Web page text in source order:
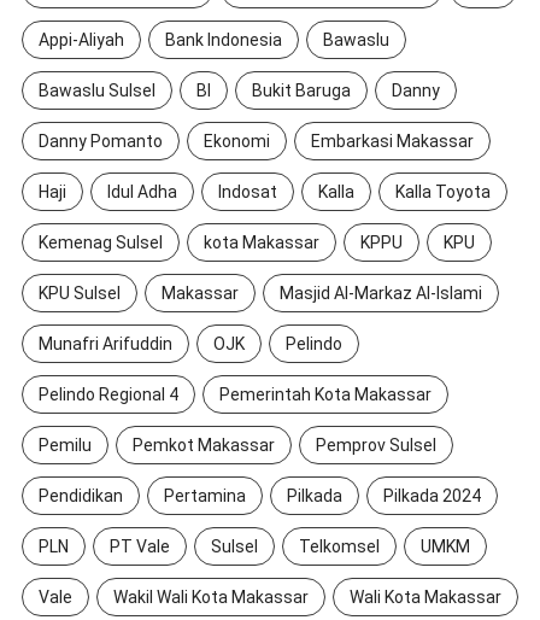
Appi-Aliyah Bank Indonesia Bawaslu
Bawaslu Sulsel BI Bukit Baruga Danny
Danny Pomanto Ekonomi Embarkasi Makassar
Haji Idul Adha Indosat Kalla Kalla Toyota
Kemenag Sulsel kota Makassar KPPU KPU
KPU Sulsel Makassar Masjid Al-Markaz Al-Islami
Munafri Arifuddin OJK Pelindo
Pelindo Regional 4 Pemerintah Kota Makassar
Pemilu Pemkot Makassar Pemprov Sulsel
Pendidikan Pertamina Pilkada Pilkada 2024
PLN PT Vale Sulsel Telkomsel UMKM
Vale Wakil Wali Kota Makassar Wali Kota Makassar